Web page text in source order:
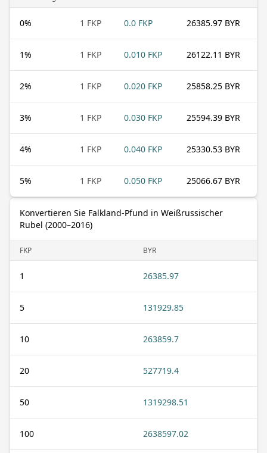
0% 1 FKP 0.0 FKP 26385.97 BYR
1% 1 FKP 0.010 FKP 26122.11 BYR
2% 1 FKP 0.020 FKP 25858.25 BYR
3% 1 FKP 0.030 FKP 25594.39 BYR
4% 1 FKP 0.040 FKP 25330.53 BYR
5% 1 FKP 0.050 FKP 25066.67 BYR
Konvertieren Sie Falkland-Pfund in Weißrussischer
Rubel (2000–2016)
FKP BYR
1 26385.97
5 131929.85
10 263859.7
20 527719.4
50 1319298.51
100 2638597.02